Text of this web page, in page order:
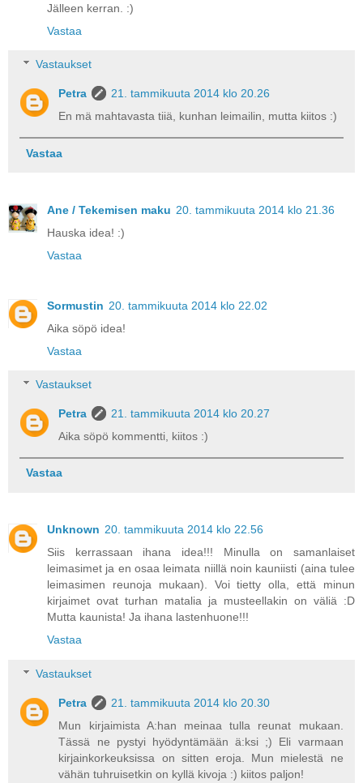
Jälleen kerran. :)
Vastaa
Vastaukset
Petra
21. tammikuuta 2014 klo 20.26
En mä mahtavasta tiiä, kunhan leimailin, mutta kiitos :)
Vastaa
Ane / Tekemisen maku 20. tammikuuta 2014 klo 21.36
Hauska idea! :)
Vastaa
Sormustin 20. tammikuuta 2014 klo 22.02
Aika söpö idea!
Vastaa
Vastaukset
Petra
21. tammikuuta 2014 klo 20.27
Aika söpö kommentti, kiitos :)
Vastaa
Unknown 20. tammikuuta 2014 klo 22.56
Siis kerrassaan ihana idea!!! Minulla on samanlaiset
leimasimet ja en osaa leimata niillä noin kauniisti (aina tulee
leimasimen reunoja mukaan). Voi tietty olla, että minun
kirjaimet ovat turhan matalia ja musteellakin on väliä :D
Mutta kaunista! Ja ihana lastenhuone!!!
Vastaa
Vastaukset
Petra
21. tammikuuta 2014 klo 20.30
Mun kirjaimista A:han meinaa tulla reunat mukaan.
Tässä ne pystyi hyödyntämään ä:ksi ;) Eli varmaan
kirjainkorkeuksissa on sitten eroja. Mun mielestä ne
vähän tuhruisetkin on kyllä kivoja :) kiitos paljon!